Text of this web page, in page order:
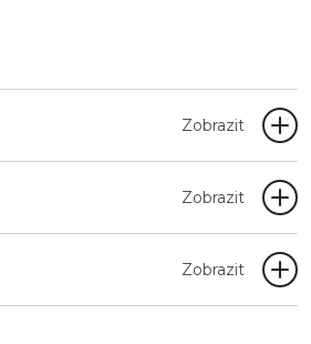
Zobrazit
Zobrazit
Zobrazit